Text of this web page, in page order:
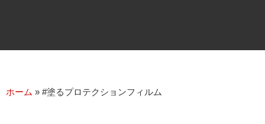
ホーム » #塗るプロテクションフィルム